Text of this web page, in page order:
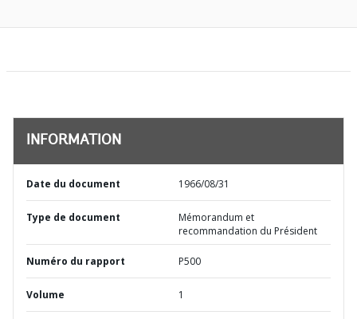
INFORMATION
Date du document 1966/08/31
Type de document
Mémorandum et
recommandation du Président
Numéro du rapport P500
Volume 1